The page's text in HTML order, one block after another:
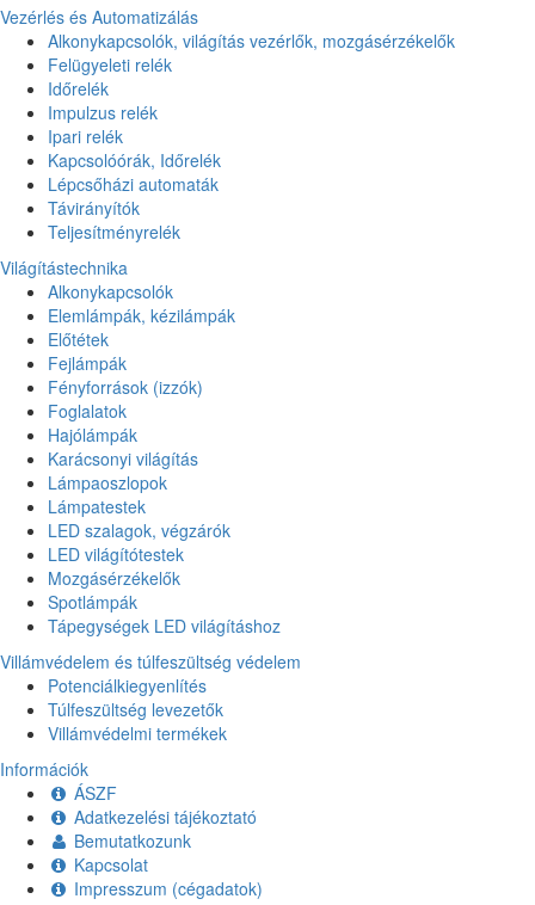
Vezérlés és Automatizálás
Alkonykapcsolók, világítás vezérlők, mozgásérzékelők
Felügyeleti relék
Időrelék
Impulzus relék
Ipari relék
Kapcsolóórák, Időrelék
Lépcsőházi automaták
Távirányítók
Teljesítményrelék
Világítástechnika
Alkonykapcsolók
Elemlámpák, kézilámpák
Előtétek
Fejlámpák
Fényforrások (izzók)
Foglalatok
Hajólámpák
Karácsonyi világítás
Lámpaoszlopok
Lámpatestek
LED szalagok, végzárók
LED világítótestek
Mozgásérzékelők
Spotlámpák
Tápegységek LED világításhoz
Villámvédelem és túlfeszültség védelem
Potenciálkiegyenlítés
Túlfeszültség levezetők
Villámvédelmi termékek
Információk
ÁSZF
Adatkezelési tájékoztató
Bemutatkozunk
Kapcsolat
Impresszum (cégadatok)